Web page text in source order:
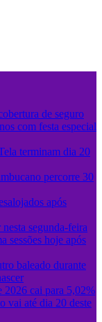
de seguro
com festa especial
terminam dia 20
percorre 30
após
segunda-feira
sessões hoje após
baleado durante
2026 cai para 5,02%
vai até dia 20 deste